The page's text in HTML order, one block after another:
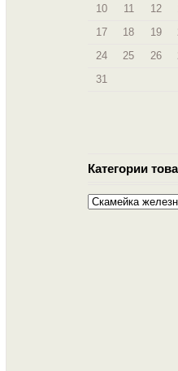
10
11 12
17
18 19
24
25 26
31
Категории